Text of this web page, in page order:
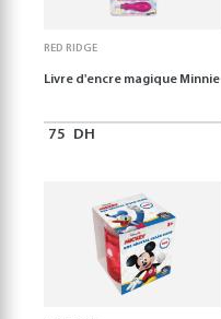
RED RIDGE
Livre d'encre magique Minnie
75 DH